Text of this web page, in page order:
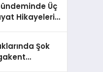
Üç
Hikayeleri
Şok